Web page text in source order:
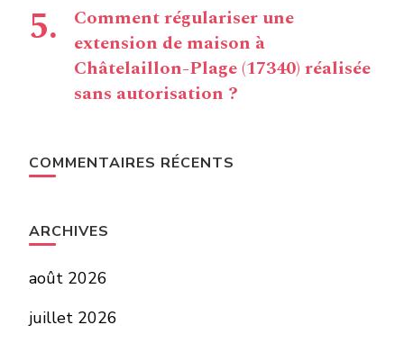
Comment régulariser une
extension de maison à
Châtelaillon-Plage (17340) réalisée
sans autorisation ?
COMMENTAIRES RÉCENTS
ARCHIVES
août 2026
juillet 2026